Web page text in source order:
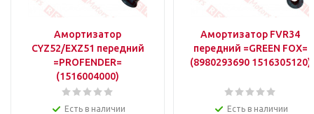
Амортизатор
CYZ52/EXZ51 передний
=PROFENDER=
(1516004000)
Есть в наличии
Амортизатор FVR34
передний =GREEN FOX=
(8980293690 1516305120)
Есть в наличии